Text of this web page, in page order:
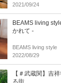
2021/09/24
BEAMS living
かれて -
BEAMS living style
2022/08/29
【＃武蔵関】吉
る街